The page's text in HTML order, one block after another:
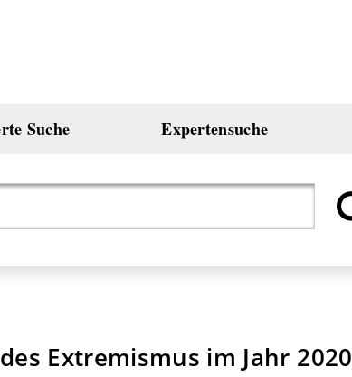
Suche Expertensuche
Extremismus im Jahr 2020